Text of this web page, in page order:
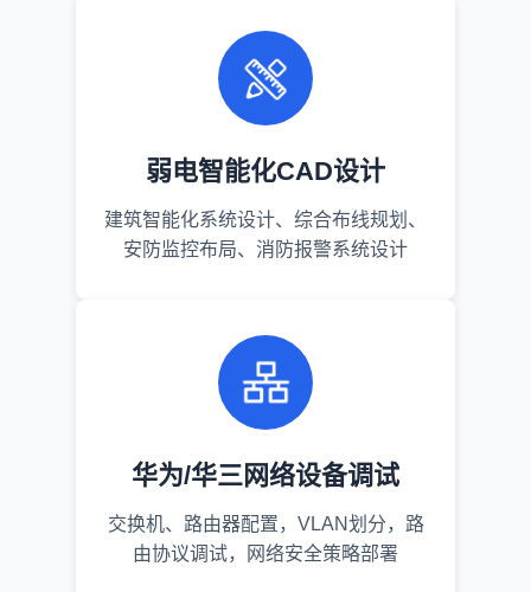
弱电智能化CAD设计
建筑智能化系统设计、综合布线规划、
安防监控布局、消防报警系统设计
华为/华三网络设备调试
交换机、路由器配置，VLAN划分，路
由协议调试，网络安全策略部署